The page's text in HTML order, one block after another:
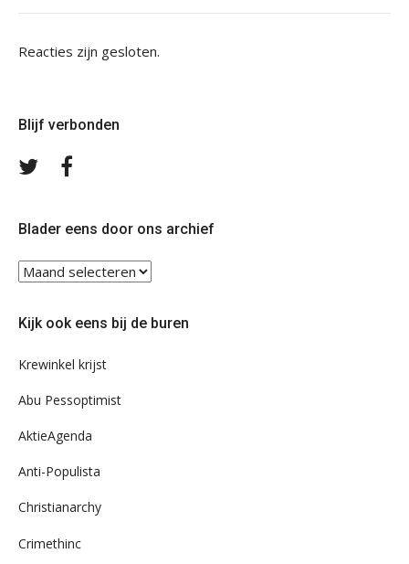
Reacties zijn gesloten.
Blijf verbonden
Volg
Blader eens door ons archief
Blader
eens
ons
Kijk ook eens bij de buren
Krewinkel krijst
Abu Pessoptimist
AktieAgenda
Anti-Populista
Christianarchy
Crimethinc